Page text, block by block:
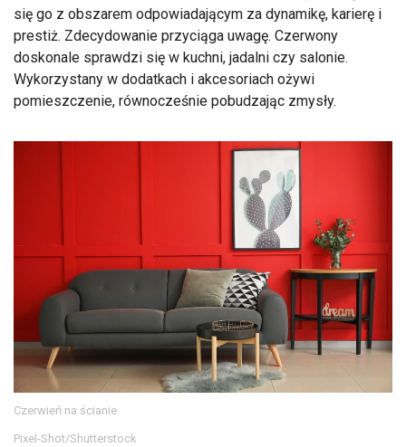
się go z obszarem odpowiadającym za dynamikę, karierę i
prestiż. Zdecydowanie przyciąga uwagę. Czerwony
doskonale sprawdzi się w kuchni, jadalni czy salonie.
Wykorzystany w dodatkach i akcesoriach ożywi
pomieszczenie, równocześnie pobudzając zmysły.
Czerwień na ścianie
Pixel-Shot/Shutterstock